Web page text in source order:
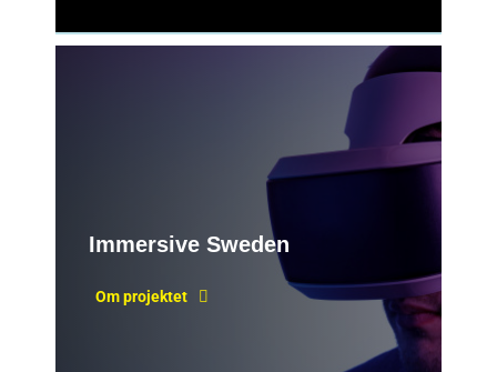
Immersive Sweden
Om projektet